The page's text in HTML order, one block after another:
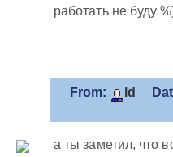
работать не буду
From: ld_
а ты заметил, что